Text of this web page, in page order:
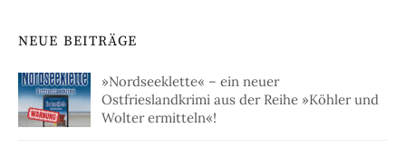
NEUE BEITRÄGE
»Nordseeklette« – ein neuer
Ostfrieslandkrimi aus der Reihe »Köhler und
Wolter ermitteln«!